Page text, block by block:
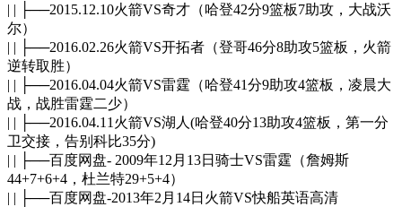
| | ├──2015.12.10火箭VS奇才（哈登42分9篮板7助攻，大战沃
尔）
| | ├──2016.02.26火箭VS开拓者（登哥46分8助攻5篮板，火箭
逆转取胜）
| | ├──2016.04.04火箭VS雷霆（哈登41分9助攻4篮板，凌晨大
战，战胜雷霆二少）
| | ├──2016.04.11火箭VS湖人(哈登40分13助攻4篮板，第一分
卫交接，告别科比35分)
| | ├──百度网盘- 2009年12月13日骑士VS雷霆（詹姆斯
44+7+6+4，杜兰特29+5+4）
| | ├──百度网盘-2013年2月14日火箭VS快船英语高清